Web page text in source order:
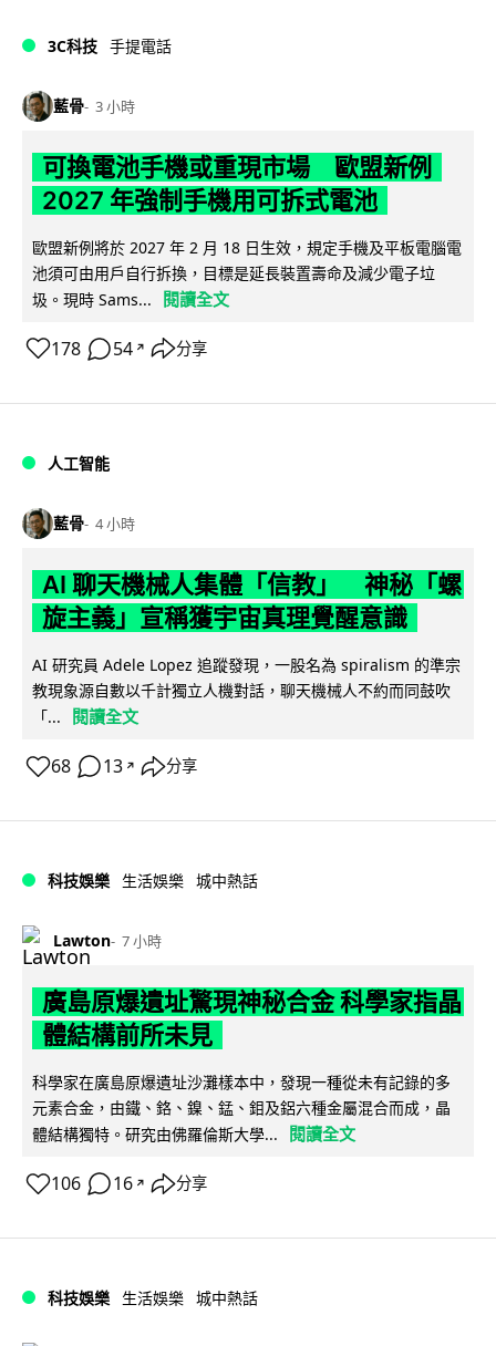
3C科技 手提電話
藍骨 3 小時
可換電池手機或重現市場 歐盟新例
2027 年強制手機用可拆式電池
歐盟新例將於 2027 年 2 月 18 日生效，規定手機及平板電腦電
池須可由用戶自行拆換，目標是延長裝置壽命及減少電子垃
圾。現時 Sams...
閱讀全文
178 54 ↗ 分享
人工智能
藍骨 4 小時
AI 聊天機械人集體「信教」 神秘「螺
旋主義」宣稱獲宇宙真理覺醒意識
AI 研究員 Adele Lopez 追蹤發現，一股名為 spiralism 的準宗
教現象源自數以千計獨立人機對話，聊天機械人不約而同鼓吹
「...
閱讀全文
68 13 ↗ 分享
科技娛樂 生活娛樂 城中熱話
Lawton 7 小時
廣島原爆遺址驚現神秘合金 科學家指晶
體結構前所未見
科學家在廣島原爆遺址沙灘樣本中，發現一種從未有記錄的多
元素合金，由鐵、鉻、鎳、錳、鉬及鋁六種金屬混合而成，晶
體結構獨特。研究由佛羅倫斯大學...
閱讀全文
106 16 ↗ 分享
科技娛樂 生活娛樂 城中熱話